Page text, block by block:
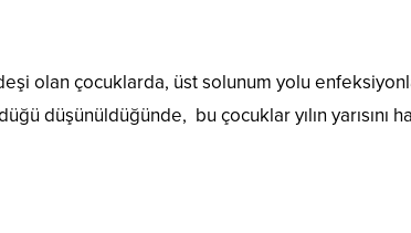
olan çocuklarda, üst solunum yolu
düşünüldüğünde, bu çocuklar yılın yarısını